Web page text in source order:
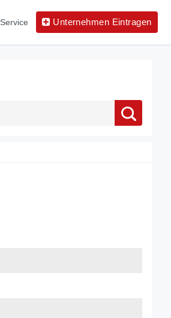
Service Unternehmen Eintragen